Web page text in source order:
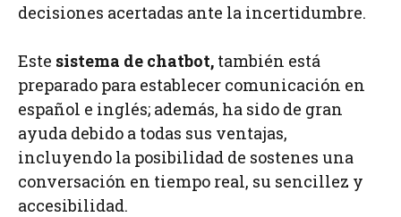
decisiones acertadas ante la incertidumbre.
Este sistema de chatbot, también está
preparado para establecer comunicación en
español e inglés; además, ha sido de gran
ayuda debido a todas sus ventajas,
incluyendo la posibilidad de sostenes una
conversación en tiempo real, su sencillez y
accesibilidad.